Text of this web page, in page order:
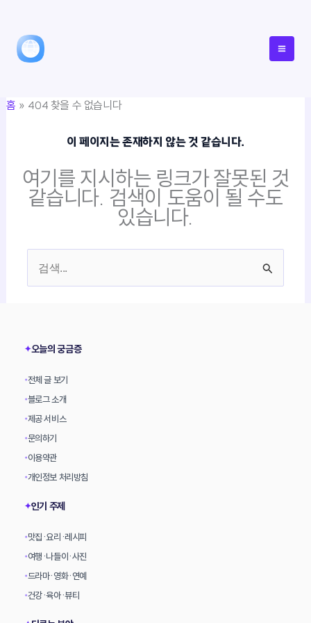
너홈 404 찾을 수 없습니다
이 페이지는 존재하지 않는 것 같습니다.
여기를 지시하는 링크가 잘못된 것
같습니다. 검색이 도움이 될 수도
있습니다.
✦오늘의 궁금증
•전체 글 보기
•블로그 소개
•제공 서비스
•문의하기
•이용약관
•개인정보 처리방침
✦인기 주제
•맛집·요리·레시피
•여행·나들이·사진
•드라마·영화·연예
•건강·육아·뷰티